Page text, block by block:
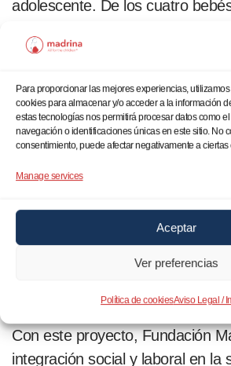
Para proporcionar las mejores experiencias,
cookies para almacenar y/o acceder a la información
estas tecnologías nos permitirá procesar datos como
navegación o identificaciones únicas en este sitio. No
consentimiento, puede afectar negativamente a
Manage services
Aceptar
Ver preferencias
Política de cookiesAviso Legal /
adolescente. De los cuatro
de la fundación, Conrado
agradeció a los asistentes y a la
franciscana por la acogida al
Aprovechó la ocasión para hacer
colaborar para poder seguir
centro y conseguir recursos
hacer un ascensor y así permitir
Con este proyecto, Fundación
integración social y laboral en la